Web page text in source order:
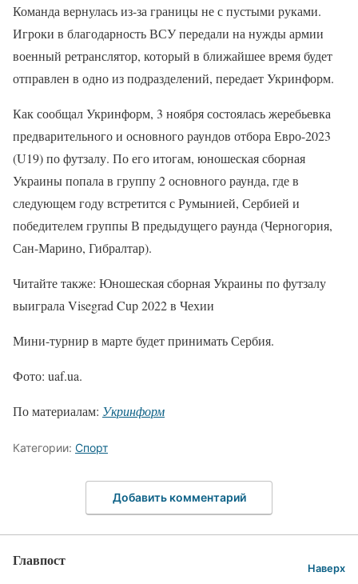
Команда вернулась из-за границы не с пустыми руками.
Игроки в благодарность ВСУ передали на нужды армии
военный ретранслятор, который в ближайшее время будет
отправлен в одно из подразделений, передает Укринформ.
Как сообщал Укринформ, 3 ноября состоялась жеребьевка
предварительного и основного раундов отбора Евро-2023
(U19) по футзалу. По его итогам, юношеская сборная
Украины попала в группу 2 основного раунда, где в
следующем году встретится с Румынией, Сербией и
победителем группы В предыдущего раунда (Черногория,
Сан-Марино, Гибралтар).
Читайте также: Юношеская сборная Украины по футзалу
выиграла Visegrad Cup 2022 в Чехии
Мини-турнир в марте будет принимать Сербия.
Фото: uaf.ua.
По материалам: Укринформ
Категории: Спорт
Добавить комментарий
Главпост Наверх